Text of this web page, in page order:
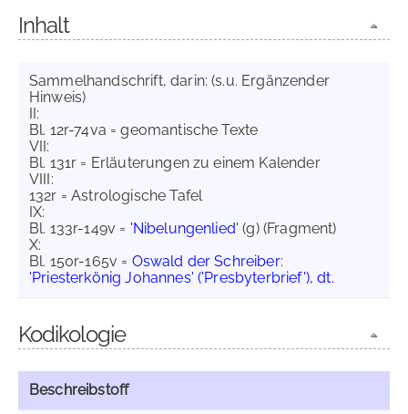
Inhalt
Sammelhandschrift, darin: (s.u. Ergänzender
Hinweis)
II:
Bl. 12r-74va = geomantische Texte
VII:
Bl. 131r = Erläuterungen zu einem Kalender
VIII:
132r = Astrologische Tafel
IX:
Bl. 133r-149v = 'Nibelungenlied' (g) (Fragment)
X:
Bl. 150r-165v = Oswald der Schreiber:
'Priesterkönig Johannes' ('Presbyterbrief'), dt.
Kodikologie
Beschreibstoff